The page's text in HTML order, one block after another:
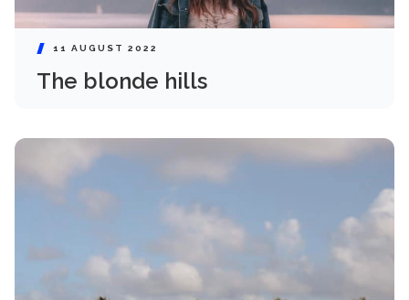
11 AUGUST 2022
The blonde hills